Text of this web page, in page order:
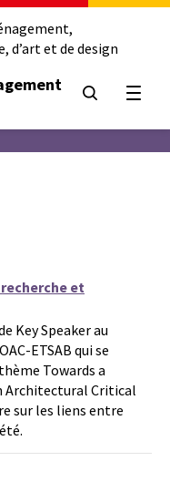
d’art et de design
et
Key Speaker au
ETSAB qui se
Towards a
Architectural Critical
sur les liens entre